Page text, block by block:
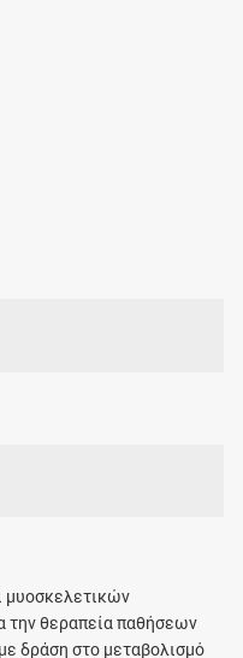
μυοσκελετικών
την θεραπεία παθήσεων
δράση στο μεταβολισμό